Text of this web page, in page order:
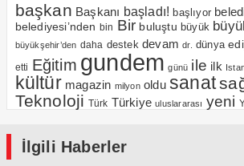
başkan Başkanı başladı! başlıyor
belediyesi’nden bin Bir buluştu büyük
büyükşehir’den daha destek devam dr. dünya
etti Eğitim gundem günü ile ilk
kültür magazin milyon oldu sanat
Teknoloji Türk Türkiye uluslararası yeni
İlgili Haberler